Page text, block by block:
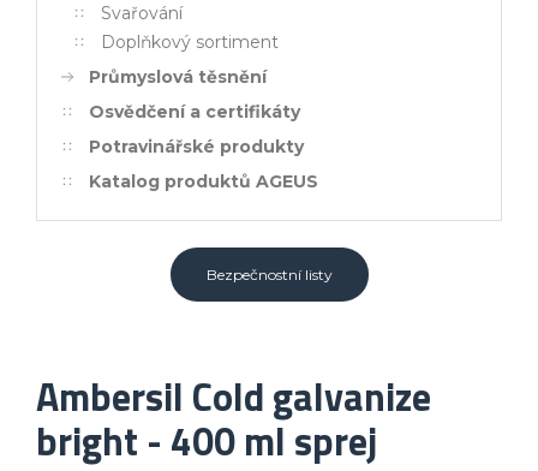
Svařování
Doplňkový sortiment
Průmyslová těsnění
Osvědčení a certifikáty
Potravinářské produkty
Katalog produktů AGEUS
Bezpečnostní listy
Ambersil Cold galvanize
bright - 400 ml sprej